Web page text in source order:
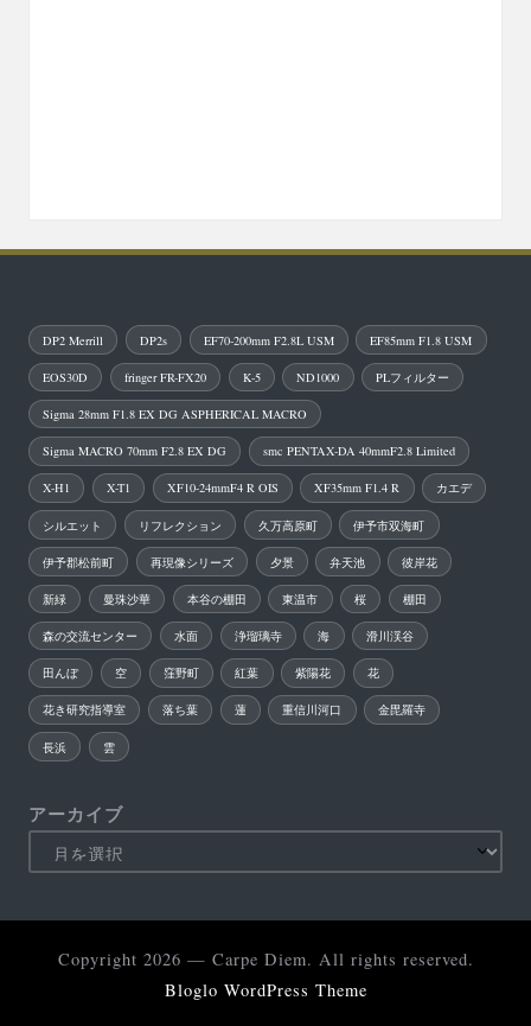
DP2 Merrill DP2s EF70-200mm F2.8L USM EF85mm F1.8 USM
EOS30D fringer FR-FX20 K-5 ND1000 PLフィルター
Sigma 28mm F1.8 EX DG ASPHERICAL MACRO
Sigma MACRO 70mm F2.8 EX DG smc PENTAX-DA 40mmF2.8 Limited
X-H1 X-T1 XF10-24mmF4 R OIS XF35mm F1.4 R カエデ
シルエット リフレクション 久万高原町 伊予市双海町
伊予郡松前町 再現像シリーズ 夕景 弁天池 彼岸花
新緑 曼珠沙華 本谷の棚田 東温市 桜 棚田
森の交流センター 水面 浄瑠璃寺 海 滑川渓谷
田んぼ 空 窪野町 紅葉 紫陽花 花
花き研究指導室 落ち葉 蓮 重信川河口 金毘羅寺
長浜 雲
アーカイブ
Copyright 2026 — Carpe Diem. All rights reserved.
Bloglo WordPress Theme